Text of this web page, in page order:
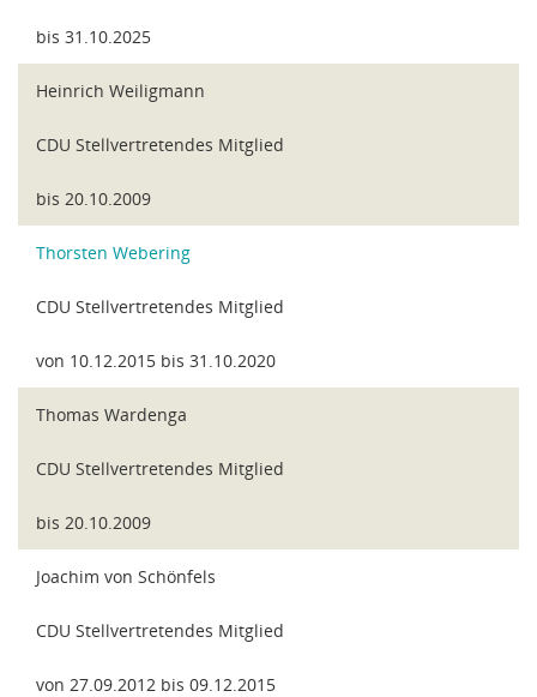
bis 31.10.2025
Heinrich Weiligmann
CDU Stellvertretendes Mitglied
bis 20.10.2009
Thorsten Webering
CDU Stellvertretendes Mitglied
von 10.12.2015 bis 31.10.2020
Thomas Wardenga
CDU Stellvertretendes Mitglied
bis 20.10.2009
Joachim von Schönfels
CDU Stellvertretendes Mitglied
von 27.09.2012 bis 09.12.2015